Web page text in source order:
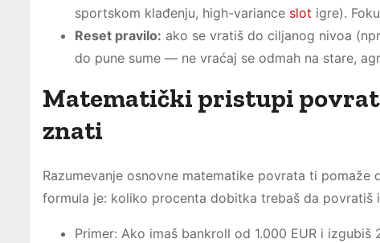
sportskom klađenju, high-variance slot igre).
Reset pravilo: ako se vratiš do ciljanog nivoa
do pune sume — ne vraćaj se odmah na stare,
Matematički pristupi
znati
Razumevanje osnovne matematike povrata ti
formula je: koliko procenta dobitka trebaš da povratiš
Primer: Ako imaš bankroll od 1.000 EUR i